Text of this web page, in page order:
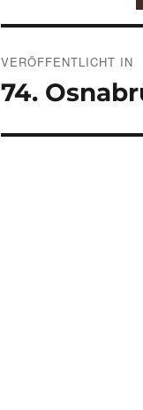
VERÖFFENTLICHT IN
74.